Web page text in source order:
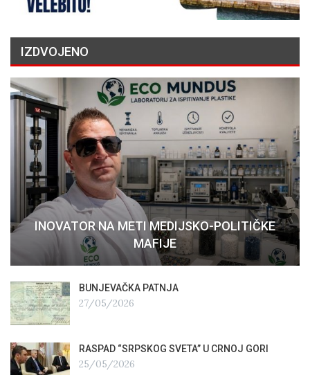
IZDVOJENO
INOVATOR NA METI MEDIJSKO-POLITIČKE
MAFIJE
BUNJEVAČKA PATNJA
27/05/2026
RASPAD “SRPSKOG SVETA” U CRNOJ GORI
25/05/2026